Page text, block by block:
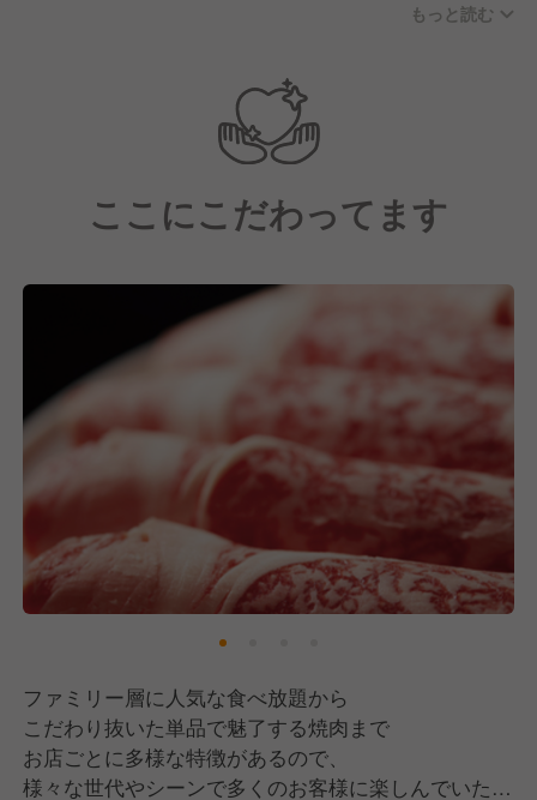
スピーディーな対応が求められる為スタッフ同士の連
その為チームワークを最大限引き出すために、アルバ
イトさん含めスタッフ全員とのコミュニケーションを
大事にしております。
もっと読む
ここにこだわってます
ファミリー層に人気な食べ放題から
こだわり抜いた単品で魅了する焼肉まで
お店ごとに多様な特徴があるので、
様々な世代やシーンで多くのお客様に楽しんでいただ